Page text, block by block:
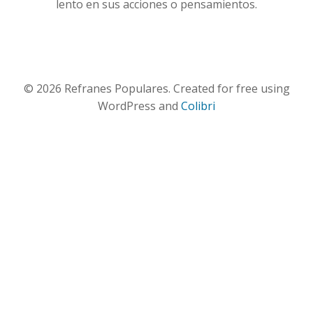
lento en sus acciones o pensamientos.
© 2026 Refranes Populares. Created for free using
WordPress and Colibri